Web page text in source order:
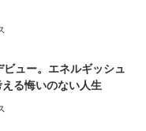
ュー。エネルギッシュ
る悔いのない人生